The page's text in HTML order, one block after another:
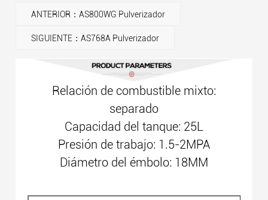
ANTERIOR：AS800WG Pulverizador
SIGUIENTE：AS768A Pulverizador
Relación de combustible mixto:
separado
Capacidad del tanque: 25L
Presión de trabajo: 1.5-2MPA
Diámetro del émbolo: 18MM